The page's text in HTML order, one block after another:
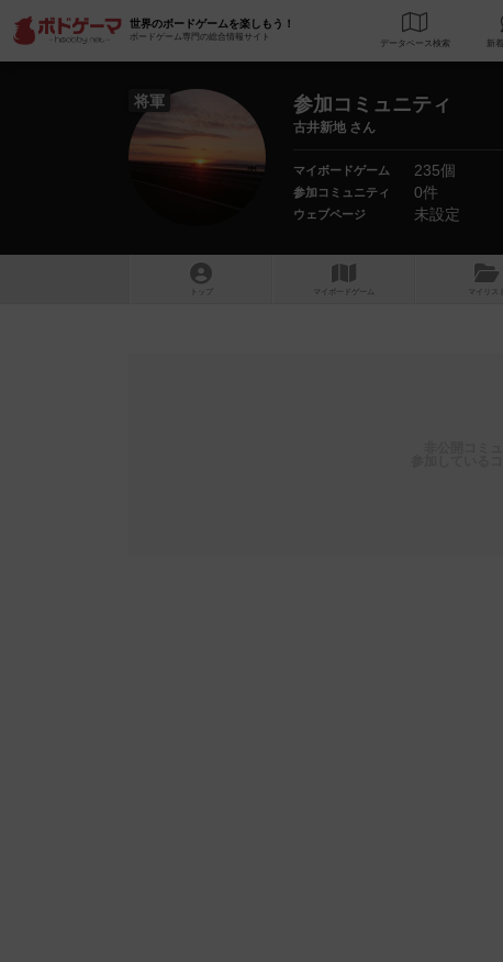
世界のボードゲームを楽しもう！
ボードゲーム専門の総合情報サイト
データベース 検索
将軍 参加コミュニティ
古井新地 さん
マイボードゲーム 235個
参加コミュニティ 0件
ウェブページ 未設定
トップ マイボードゲーム マイリスト